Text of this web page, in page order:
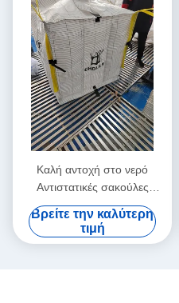
Καλή αντοχή στο νερό
Αντιστατικές σακούλες
1000kg με καλά σφραγιστική
αντοχή
Βρείτε την καλύτερη
τιμή